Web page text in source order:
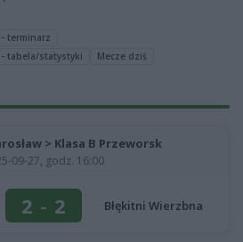
- terminarz
- tabela/statystyki
Mecze dziś
> Klasa B Przeworsk
09-27, godz. 16:00
2 - 2 Błękitni Wierzbna